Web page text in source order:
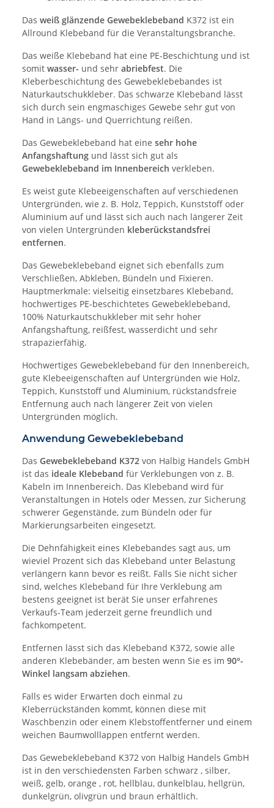
Das weiß glänzende Gewebeklebeband K372 ist ein
Allround Klebeband für die Veranstaltungsbranche.
Das weiße Klebeband hat eine PE-Beschichtung und ist
somit wasser- und sehr abriebfest. Die
Kleberbeschichtung des Gewebeklebebandes ist
Naturkautschukkleber. Das schwarze Klebeband lässt
sich durch sein engmaschiges Gewebe sehr gut von
Hand in Längs- und Querrichtung reißen.
Das Gewebeklebeband hat eine sehr hohe
Anfangshaftung und lässt sich gut als
Gewebeklebeband im Innenbereich verkleben.
Es weist gute Klebeeigenschaften auf verschiedenen
Untergründen, wie z. B. Holz, Teppich, Kunststoff oder
Aluminium auf und lässt sich auch nach längerer Zeit
von vielen Untergründen kleberückstandsfrei
entfernen.
Das Gewebeklebeband eignet sich ebenfalls zum
Verschließen, Abkleben, Bündeln und Fixieren.
Hauptmerkmale: vielseitig einsetzbares Klebeband,
hochwertiges PE-beschichtetes Gewebeklebeband,
100% Naturkautschukkleber mit sehr hoher
Anfangshaftung, reißfest, wasserdicht und sehr
strapazierfähig.
Hochwertiges Gewebeklebeband für den Innenbereich,
gute Klebeeigenschaften auf Untergründen wie Holz,
Teppich, Kunststoff und Aluminium, rückstandsfreie
Entfernung auch nach längerer Zeit von vielen
Untergründen möglich.
Anwendung Gewebeklebeband
Das Gewebeklebeband K372 von Halbig Handels GmbH
ist das ideale Klebeband für Verklebungen von z. B.
Kabeln im Innenbereich. Das Klebeband wird für
Veranstaltungen in Hotels oder Messen, zur Sicherung
schwerer Gegenstände, zum Bündeln oder für
Markierungsarbeiten eingesetzt.
Die Dehnfähigkeit eines Klebebandes sagt aus, um
wieviel Prozent sich das Klebeband unter Belastung
verlängern kann bevor es reißt. Falls Sie nicht sicher
sind, welches Klebeband für Ihre Verklebung am
bestens geeignet ist berät Sie unser erfahrenes
Verkaufs-Team jederzeit gerne freundlich und
fachkompetent.
Entfernen lässt sich das Klebeband K372, sowie alle
anderen Klebebänder, am besten wenn Sie es im 90°-
Winkel langsam abziehen.
Falls es wider Erwarten doch einmal zu
Kleberrückständen kommt, können diese mit
Waschbenzin oder einem Klebstoffentferner und einem
weichen Baumwolllappen entfernt werden.
Das Gewebeklebeband K372 von Halbig Handels GmbH
ist in den verschiedensten Farben schwarz , silber,
weiß, gelb, orange , rot, hellblau, dunkelblau, hellgrün,
dunkelgrün, olivgrün und braun erhältlich.